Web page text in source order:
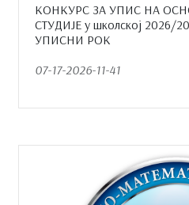
КОНКУРС ЗА УПИС НА
СТУДИЈЕ у школској 2026/
УПИСНИ РОК
07-17-2026-11-41